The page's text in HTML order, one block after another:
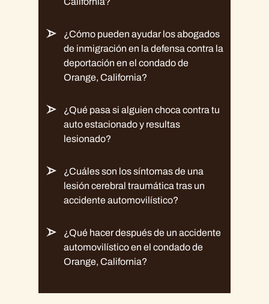
¿Cómo pueden ayudar los abogados
de inmigración en la defensa contra la
deportación en el condado de
Orange, California?
¿Qué pasa si alguien choca contra tu
auto estacionado y resultas
lesionado?
¿Cuáles son los síntomas de una
lesión cerebral traumática tras un
accidente automovilístico?
¿Qué hacer después de un accidente
automovilístico en el condado de
Orange, California?